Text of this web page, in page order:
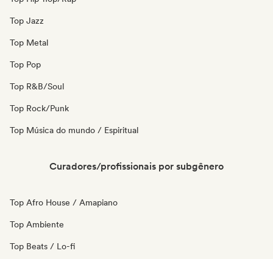
Top Jazz
Top Metal
Top Pop
Top R&B/Soul
Top Rock/Punk
Top Música do mundo / Espiritual
Curadores/profissionais por subgênero
Top Afro House / Amapiano
Top Ambiente
Top Beats / Lo-fi